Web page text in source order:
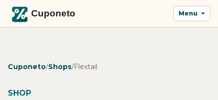
Menu
Cuponeto/Shops/Flextail
SHOP